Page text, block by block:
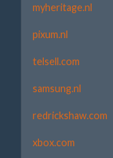
myheritage.nl
pixum.nl
telsell.com
samsung.nl
redrickshaw.com
xbox.com